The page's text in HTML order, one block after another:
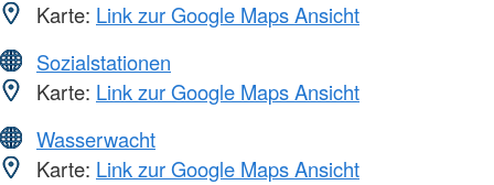
Karte: Link zur Google Maps Ansicht
Sozialstationen
Karte: Link zur Google Maps Ansicht
Wasserwacht
Karte: Link zur Google Maps Ansicht